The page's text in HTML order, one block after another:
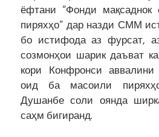
ёфтани “Фонди
пиряхҳо” дар назди СММ
бо истифода аз фурсат,
созмонҳои шарик даъват
кори Конфронси
оид ба масоили
Душанбе соли оянда
саҳм бигиранд.